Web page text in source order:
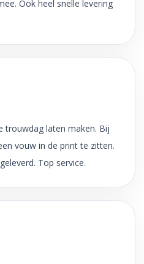
Ook heel snelle levering
trouwdag laten maken. Bij
vouw in de print te zitten.
Top service.